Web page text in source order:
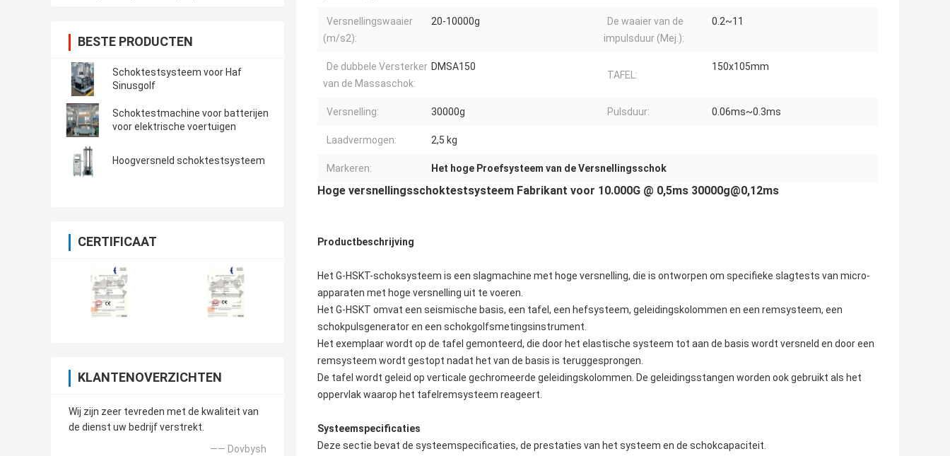
BESTE PRODUCTEN
Schoktestsysteem voor Haf
Sinusgolf
Schoktestmachine voor batterijen
voor elektrische voertuigen
Hoogversneld schoktestsysteem
CERTIFICAAT
KLANTENOVERZICHTEN
Wij zijn zeer tevreden met de kwaliteit van
de dienst uw bedrijf verstrekt.
—— Dovbysh
Versnellingswaaier
(m/s2):
20-10000g
De waaier van de
impulsduur (Mej.):
0.2~11
De dubbele Versterker
van de Massaschok:
DMSA150
TAFEL:
150x105mm
Versnelling: 30000g Pulsduur: 0.06ms~0.3ms
Laadvermogen: 2,5 kg
Markeren: Het hoge Proefsysteem van de Versnellingsschok
Hoge versnellingsschoktestsysteem Fabrikant voor 10.000G @ 0,5ms 30000g@0,12ms
Productbeschrijving
Het G-HSKT-schoksysteem is een slagmachine met hoge versnelling, die is ontworpen om specifieke slagtests van micro-
apparaten met hoge versnelling uit te voeren.
Het G-HSKT omvat een seismische basis, een tafel, een hefsysteem, geleidingskolommen en een remsysteem, een
schokpulsgenerator en een schokgolfsmetingsinstrument.
Het exemplaar wordt op de tafel gemonteerd, die door het elastische systeem tot aan de basis wordt versneld en door een
remsysteem wordt gestopt nadat het van de basis is teruggesprongen.
De tafel wordt geleid op verticale gechromeerde geleidingskolommen. De geleidingsstangen worden ook gebruikt als het
oppervlak waarop het tafelremsysteem reageert.
Systeemspecificaties
Deze sectie bevat de systeemspecificaties, de prestaties van het systeem en de schokcapaciteit.